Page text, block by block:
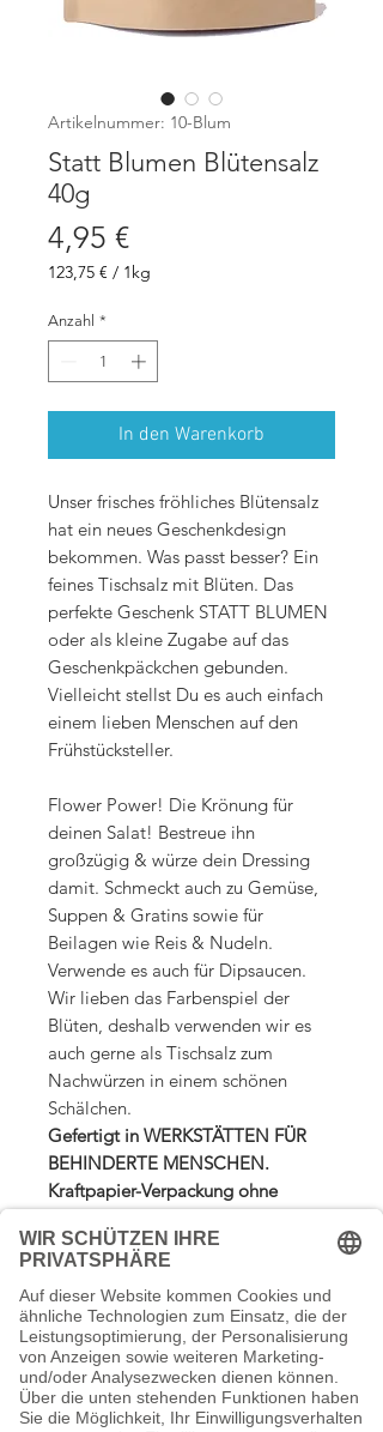
Artikelnummer: 10-Blum
Statt Blumen Blütensalz
40g
4,95 €Preis
123,75 € / 1kg
pro
1
Kilogramm
Anzahl *
In den Warenkorb
Unser frisches fröhliches Blütensalz
hat ein neues Geschenkdesign
bekommen. Was passt besser? Ein
feines Tischsalz mit Blüten. Das
perfekte Geschenk STATT BLUMEN
oder als kleine Zugabe auf das
Geschenkpäckchen gebunden.
Vielleicht stellst Du es auch einfach
einem lieben Menschen auf den
Frühstücksteller.
Flower Power! Die Krönung für
deinen Salat! Bestreue ihn
großzügig & würze dein Dressing
damit. Schmeckt auch zu Gemüse,
Suppen & Gratins sowie für
Beilagen wie Reis & Nudeln.
Verwende es auch für Dipsaucen.
Wir lieben das Farbenspiel der
Blüten, deshalb verwenden wir es
auch gerne als Tischsalz zum
Nachwürzen in einem schönen
Schälchen.
Gefertigt in WERKSTÄTTEN FÜR
BEHINDERTE MENSCHEN.
Kraftpapier-Verpackung ohne
Streuhilfen und
Geschmacksverstärker.
inkl. MwSt. - zzgl. Versand
123,75€ / 1kg